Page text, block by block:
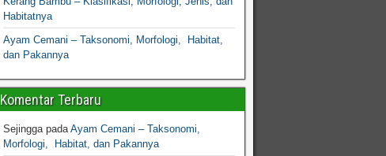
Habitatnya
Ayam Cemani – Taksonomi, Morfologi, Habitat,
dan Pakannya
Komentar Terbaru
SejinggapadaAyam Cemani – Taksonomi,
Morfologi, Habitat, dan Pakannya